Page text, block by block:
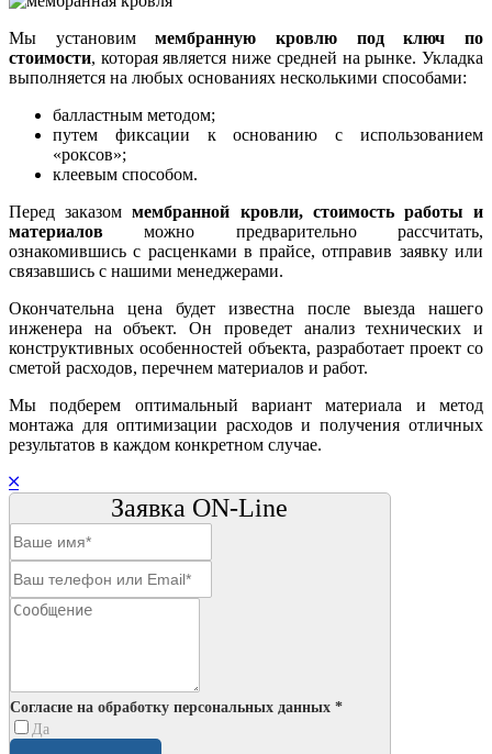
Мы установиммембранную кровлю под ключ по
стоимости, которая является ниже средней на рынке. Укладка
выполняется на любых основаниях несколькими способами:
балластным методом;
путем фиксации к основанию с использованием
«роксов»;
клеевым способом.
Перед заказоммембранной кровли, стоимость работы и
материалов можно предварительно рассчитать,
ознакомившись с расценками в прайсе, отправив заявку или
связавшись с нашими менеджерами.
Окончательна цена будет известна после выезда нашего
инженера на объект. Он проведет анализ технических и
конструктивных особенностей объекта, разработает проект со
сметой расходов, перечнем материалов и работ.
Мы подберем оптимальный вариант материала и метод
монтажа для оптимизации расходов и получения отличных
результатов в каждом конкретном случае.
Заявка ON-Line
Согласие на обработку персональных данных *
Да